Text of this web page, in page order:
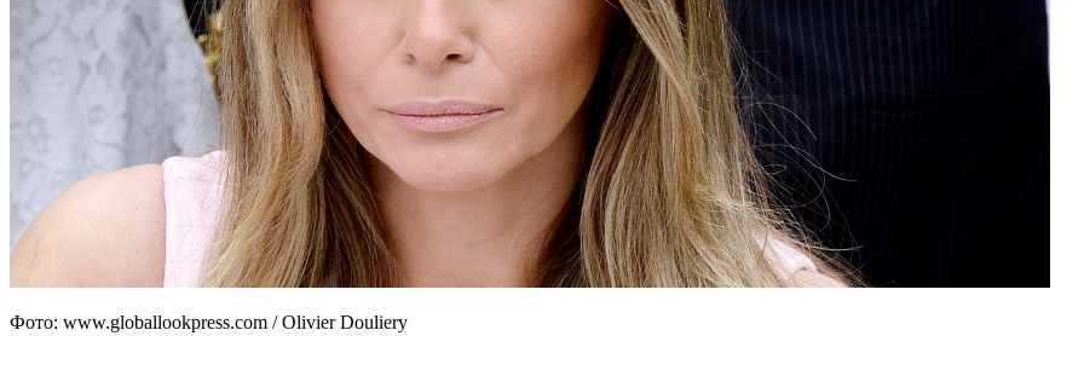
Фото: www.globallookpress.com / Olivier Douliery